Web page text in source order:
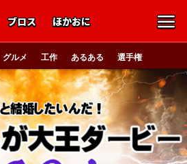
ブロス ほかおに
グルメ 工作 あるある 選手権